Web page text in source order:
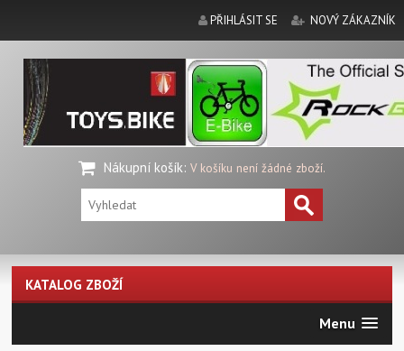
PŘIHLÁSIT SE NOVÝ ZÁKAZNÍK
Nákupní košík: V košíku není žádné zboží.
KATALOG ZBOŽÍ
Menu